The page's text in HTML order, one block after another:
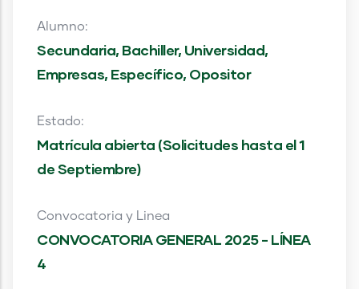
Alumno:
Secundaria, Bachiller, Universidad,
Empresas, Específico, Opositor
Estado:
Matrícula abierta (Solicitudes hasta el 1
de Septiembre)
Convocatoria y Linea
CONVOCATORIA GENERAL 2025 - LÍNEA
4